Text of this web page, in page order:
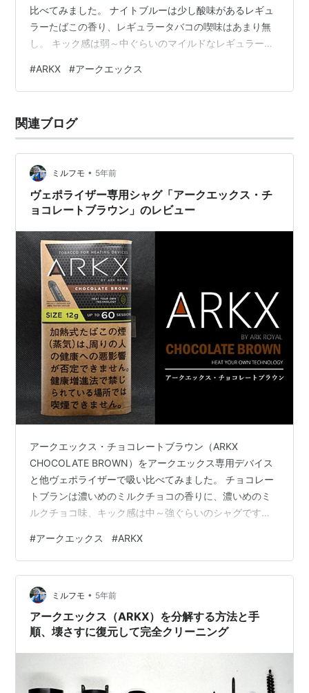
比べてみました。 ナイトブルーは少し酸味があるレギュ
ラーたばこの香り、レギュラータバコの喫味はあまり無
し。 キック感は弱～中ぐらいのマイルドなレギュラー系
ス・ナイトブルー」 レギュラーたばこ系、雑味がないマ
イルドな吸い心地 コンベクション式のヴェポライザーで
トブルー」 ヴェポライザー専用のシャグ、アークエック
ス・ナイトブルー（ARKX NIGHT BLUE）は、2021年12
#ARKX #アークエックス
関連ブログ
ミルフモ • 5年前
ヴェポライザー専用シャグ「アークエックス・チ
ョコレートブラウン」のレビュー
アークエックス・チョコレートブラウン（ARKX
CHOCOLATE BROWN）をアークエックス専用デバイス
と他ヴェポライザーで吸い比べてみました。 チョコレー
トブランは濃いめのミルクチョコの香りに、濃いめのミ
ルクチョコ味、キック感は中～強ぐらいのシャグです。
ートブラウン」 濃厚なミルクチョコ味に少し強めのキッ
ク感 コンベクション式のヴェポライザーで吸った方が旨
い ヴェポライザー専用シャグ「アークエックス・チョコ
レートブラウン」 ヴェポライザー専用のシャグ、アーク
エックス・チョコレートブラウン（ARKX CHOCOLATE
BROWNは、20…
#アークエックス #ARKX
ミルフモ • 5年前
アークエックス（ARKX）を分解する方法と手
順、壊さすに復元して完全クリーニング